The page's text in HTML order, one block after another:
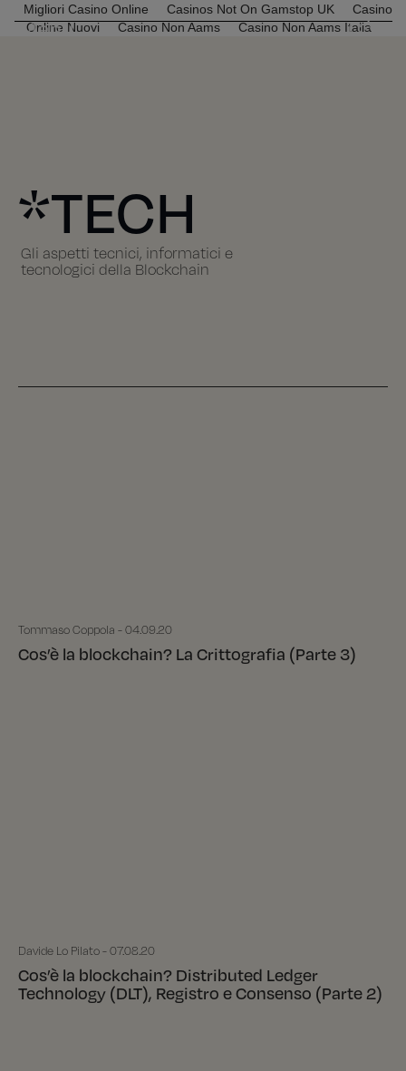
Migliori Casino Online Casinos Not On Gamstop UK
Casino
Online Nuovi
Casino Non Aams Casino Non Aams Italia
Menu C*R
*TECH
Gli aspetti tecnici, informatici e
tecnologici della Blockchain
Tommaso Coppola - 04.09.20
Cos’è la blockchain? La Crittografia (Parte 3)
Davide Lo Pilato - 07.08.20
Cos’è la blockchain? Distributed Ledger
Technology (DLT), Registro e Consenso (Parte 2)